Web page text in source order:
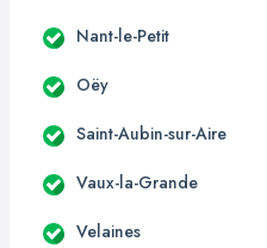
Nant-le-Petit
Oëy
Saint-Aubin-sur-Aire
Vaux-la-Grande
Velaines